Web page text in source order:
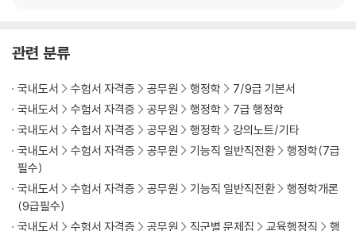
관련 분류
국내도서 수험서 자격증 공무원 행정학
7/9급 기본서
국내도서
수험서 자격증 공무원 행정학
7급 행정학
국내도서
수험서 자격증 공무원 행정학
강의노트/기타
국내도서
수험서 자격증 공무원 기능직 일반직전환
행정학(7급
필수)
국내도서
수험서 자격증 공무원 기능직 일반직전환
행정학개론
(9급필수)
국내도서
수험서 자격증 공무원 직군별 문제집 교육행정직
행